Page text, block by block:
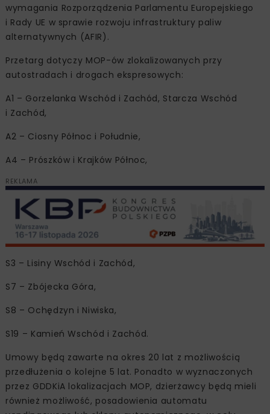
wymagania Rozporządzenia Parlamentu Europejskiego
i Rady UE w sprawie rozwoju infrastruktury paliw
alternatywnych (AFIR).
Przetarg dotyczy MOP-ów zlokalizowanych przy
autostradach i drogach ekspresowych:
A1 – Gorzelanka Wschód i Zachód, Starcza Wschód
i Zachód,
A2 – Ciosny Północ i Południe,
A4 – Prószków i Krajków Północ,
REKLAMA
S3 – Lisiny Wschód i Zachód,
S7 – Zbójecka Góra,
S8 – Ochędzyn i Niwiska,
S19 – Kamień Wschód i Zachód.
Umowy będą zawarte na okres 20 lat z możliwością
przedłużenia o kolejne 5 lat. Ponadto w wyznaczonych
przez GDDKiA lokalizacjach MOP, dzierżawcy będą mieli
również możliwość, posadowienia automatu